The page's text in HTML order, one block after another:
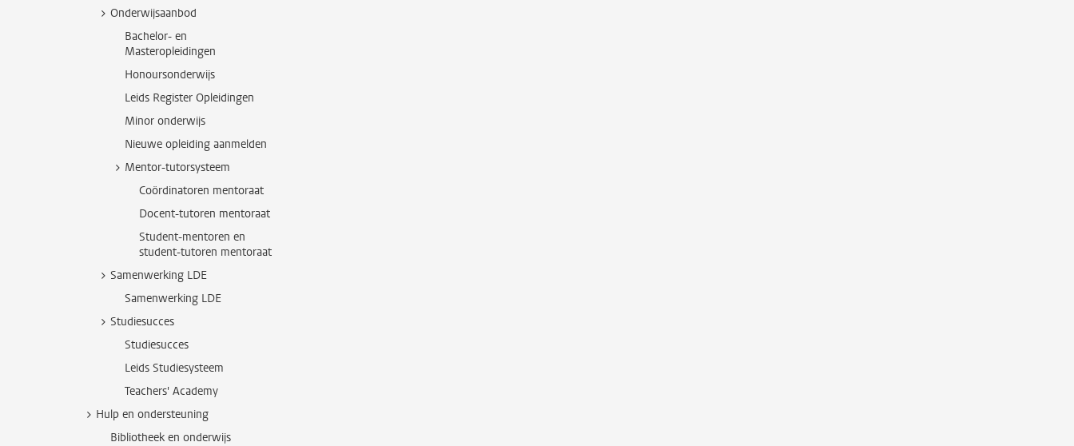
Onderwijsaanbod
Bachelor- en
Masteropleidingen
Honoursonderwijs
Leids Register Opleidingen
Minor onderwijs
Nieuwe opleiding aanmelden
Mentor-tutorsysteem
Coördinatoren mentoraat
Docent-tutoren mentoraat
Student-mentoren en
student-tutoren mentoraat
Samenwerking LDE
Samenwerking LDE
Studiesucces
Studiesucces
Leids Studiesysteem
Teachers' Academy
Hulp en ondersteuning
Bibliotheek en onderwijs